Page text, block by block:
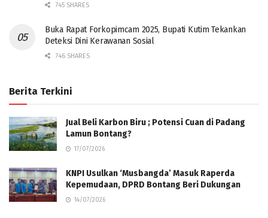
745 SHARES
Buka Rapat Forkopimcam 2025, Bupati Kutim Tekankan
Deteksi Dini Kerawanan Sosial
746 SHARES
Berita Terkini
Jual Beli Karbon Biru ; Potensi Cuan di Padang
Lamun Bontang?
17/07/2026
KNPI Usulkan ‘Musbangda’ Masuk Raperda
Kepemudaan, DPRD Bontang Beri Dukungan
14/07/2026